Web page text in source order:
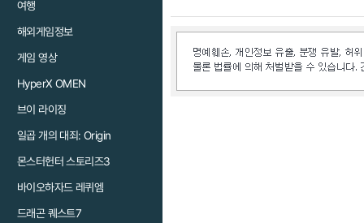
여행
해외게임정보
게임 영상
HyperX OMEN
브이 라이징
일곱 개의 대죄: Origin
몬스터헌터 스토리즈3
바이오하자드 레퀴엠
드래곤 퀘스트7